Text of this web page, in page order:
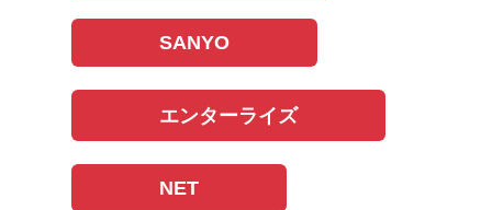
SANYO
エンターライズ
NET